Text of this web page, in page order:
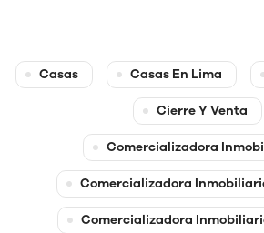
Casas Casas En Lima
Cierre Y Venta
Comercializadora
Comercializadora
Comercializadora